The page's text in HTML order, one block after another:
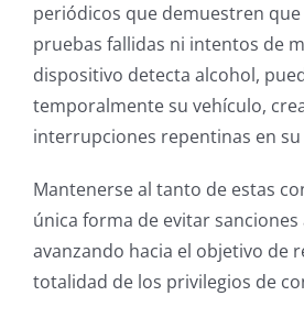
periódicos que demuestren
pruebas fallidas ni intentos de
dispositivo detecta alcohol,
temporalmente su vehículo,
interrupciones repentinas en
Mantenerse al tanto de estas
única forma de evitar
avanzando hacia el objetivo de
totalidad de los privilegios de